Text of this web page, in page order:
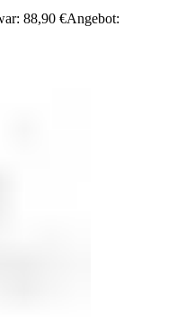
88,90 €Angebot: